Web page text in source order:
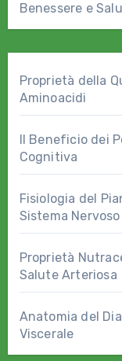
Benessere e
Proprietà della
Aminoacidi
Il Beneficio dei
Cognitiva
Fisiologia del
Sistema Nervoso
Proprietà
Salute Arteriosa
Anatomia del
Viscerale